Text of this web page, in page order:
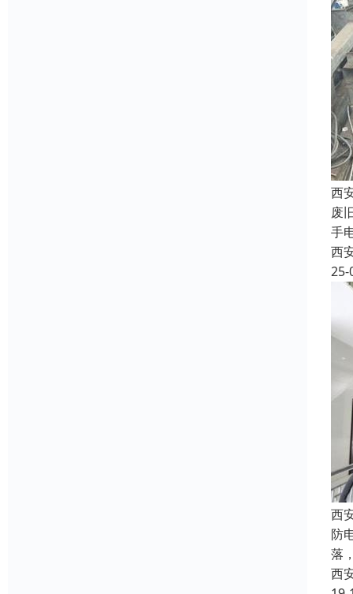
西
废
手
西
25-
西
防
落
西